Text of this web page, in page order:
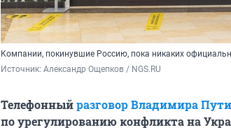
Компании, покинувшие Россию, пока никаких
Источник: Александр Ощепков / NGS.RU
Телефонныйразговор Владимира
по урегулированию конфликта на